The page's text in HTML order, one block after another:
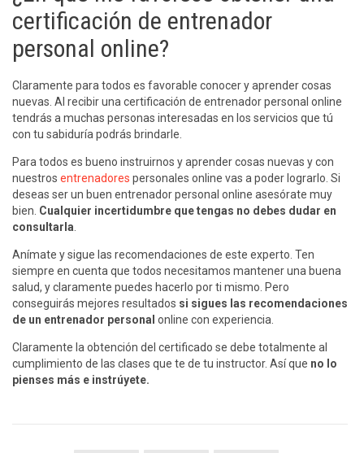
certificación de entrenador
personal online?
Claramente para todos es favorable conocer y aprender cosas
nuevas. Al recibir una certificación de entrenador personal online
tendrás a muchas personas interesadas en los servicios que tú
con tu sabiduría podrás brindarle.
Para todos es bueno instruirnos y aprender cosas nuevas y con
nuestros entrenadores personales online vas a poder lograrlo. Si
deseas ser un buen entrenador personal online asesórate muy
bien. Cualquier incertidumbre que tengas no debes dudar en
consultarla
Anímate y sigue las recomendaciones de este experto. Ten
siempre en cuenta que todos necesitamos mantener una buena
salud, y claramente puedes hacerlo por ti mismo. Pero
conseguirás mejores resultados si sigues las recomendaciones
de un entrenador personal online con experiencia.
Claramente la obtención del certificado se debe totalmente al
cumplimiento de las clases que te de tu instructor. Así que no lo
pienses más e instrúyete.